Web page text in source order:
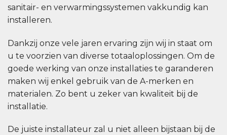
sanitair- en verwarmingssystemen vakkundig kan
installeren.
Dankzij onze vele jaren ervaring zijn wij in staat om
u te voorzien van diverse totaaloplossingen. Om de
goede werking van onze installaties te garanderen
maken wij enkel gebruik van de A-merken en
materialen. Zo bent u zeker van kwaliteit bij de
installatie.
De juiste installateur zal u niet alleen bijstaan bij de